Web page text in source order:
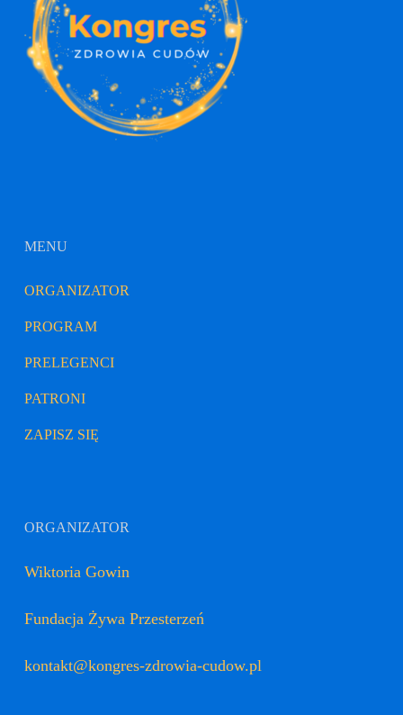
MENU
ORGANIZATOR
PROGRAM
PRELEGENCI
PATRONI
ZAPISZ SIĘ
ORGANIZATOR
Wiktoria Gowin
Fundacja Żywa Przesterzeń
kontakt@kongres-zdrowia-cudow.pl